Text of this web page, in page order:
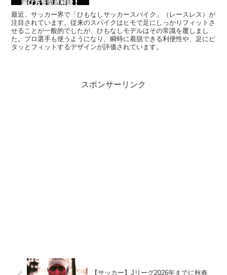
最近、サッカー界で「ひもなしサッカースパイク」（レースレス）が
注目されています。従来のスパイクはヒモで足にしっかりフィットさ
せることが一般的でしたが、ひもなしモデルはその常識を覆しまし
た。プロ選手も使うようになり、瞬時に着脱できる利便性や、足にピ
タッとフィットするデザインが評価されています。
スポンサーリンク
【サッカー】Jリーグ2026年までに秋春